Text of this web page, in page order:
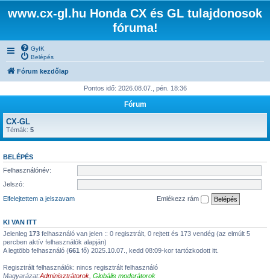
www.cx-gl.hu Honda CX és GL tulajdonosok
fóruma!
GyIK
Belépés
Fórum kezdőlap
Pontos idő: 2026.08.07., pén. 18:36
Fórum
CX-GL
Témák: 5
BELÉPÉS
Felhasználónév:
Jelszó:
Elfelejtettem a jelszavam
Emlékezz rám
KI VAN ITT
Jelenleg 173 felhasználó van jelen :: 0 regisztrált, 0 rejtett és 173 vendég (az elmúlt 5
percben aktív felhasználók alapján)
A legtöbb felhasználó (661 fő) 2025.10.07., kedd 08:09-kor tartózkodott itt.
Regisztrált felhasználók: nincs regisztrált felhasználó
Magyarázat:Adminisztrátorok Globális moderátorok